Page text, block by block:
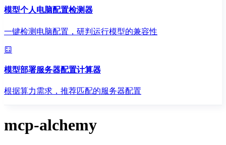
模型个人电脑配置检测器
一键检测电脑配置，研判运行模型的兼容性
模型部署服务器配置计算器
根据算力需求，推荐匹配的服务器配置
mcp-alchemy